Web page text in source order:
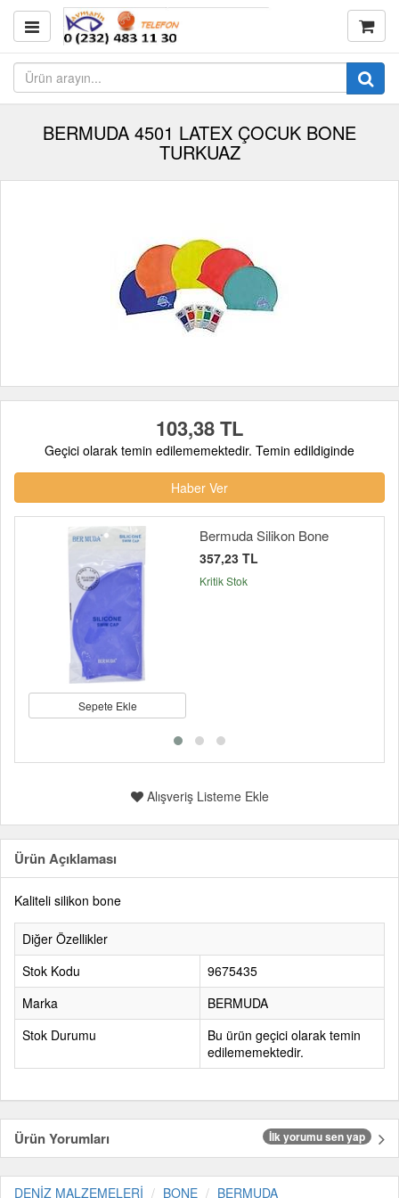
BERMUDA 4501 LATEX ÇOCUK BONE
TURKUAZ
103,38 TL
Geçici olarak temin edilememektedir. Temin edildiginde
Haber Ver
Sepete Ekle
Bermuda Silikon Bone
357,23 TL
Kritik Stok
Alışveriş Listeme Ekle
Ürün Açıklaması
Kaliteli silikon bone
Diğer Özellikler
Stok Kodu
9675435
Marka
BERMUDA
Stok Durumu
Bu ürün geçici olarak temin
edilememektedir.
Ürün Yorumları İlk yorumu sen yap
DENİZ MALZEMELERİ BONE BERMUDA